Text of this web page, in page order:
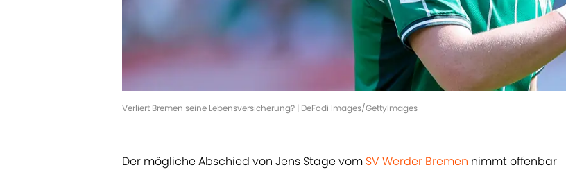
Verliert Bremen seine Lebensversicherung? | DeFodi Images/GettyImages
Der mögliche Abschied von Jens Stage vom SV Werder Bremen nimmt offenbar